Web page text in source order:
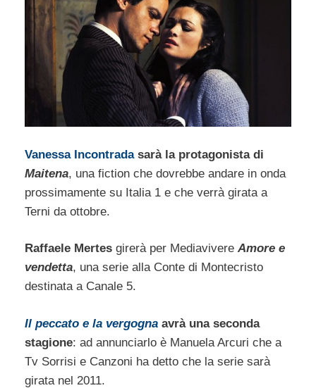
Vanessa Incontradasarà la protagonista di
Maitena, una fiction che dovrebbe andare in onda
prossimamente su Italia 1 e che verrà girata a
Terni da ottobre.
Raffaele Mertes girerà per Mediavivere Amore e
vendetta, una serie alla Conte di Montecristo
destinata a Canale 5.
Il peccato e la vergogna avrà una seconda
stagione: ad annunciarlo è Manuela Arcuri che a
Tv Sorrisi e Canzoni ha detto che la serie sarà
girata nel 2011.